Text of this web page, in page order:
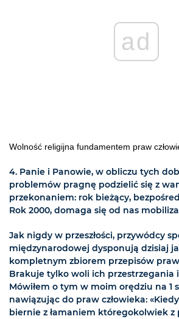
ad
Wolność religijna fundamentem praw
4. Panie i Panowie, w obliczu tych
problemów pragnę podzielić się z
przekonaniem: rok bieżący,
Rok 2000, domaga się od nas
Jak nigdy w przeszłości, przywódcy
międzynarodowej dysponują dzisiaj
kompletnym zbiorem przepisów
Brakuje tylko woli ich przestrzegania
Mówiłem o tym w moim orędziu na 1
nawiązując do praw człowieka:
biernie z łamaniem któregokolwiek z